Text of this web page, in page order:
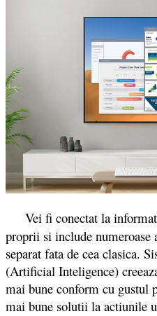
Vei fi conectat la
proprii si include
separat fata de cea clasica.
(Artificial Inteligence)
mai bune conform cu gustul
mai bune solutii la actiunile